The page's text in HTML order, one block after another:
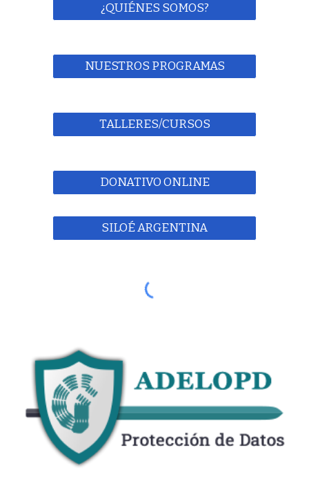
¿QUIÉNES SOMOS?
NUESTROS PROGRAMAS
TALLERES/CURSOS
DONATIVO ONLINE
SILOÉ ARGENTINA